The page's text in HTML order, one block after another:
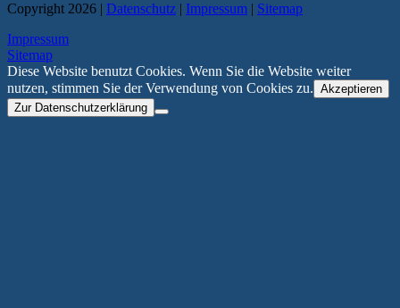
Copyright 2026 | Datenschutz | Impressum | Sitemap
Impressum
Sitemap
Diese Website benutzt Cookies. Wenn Sie die Website weiter
nutzen, stimmen Sie der Verwendung von Cookies zu. Akzeptieren
Zur Datenschutzerklärung